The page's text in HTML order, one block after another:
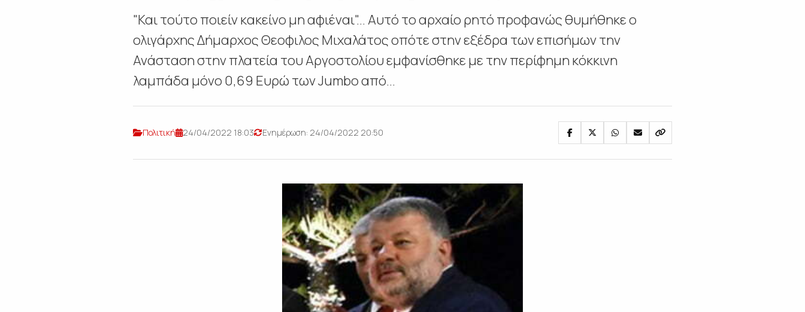
"Και τούτο ποιείν κακείνο μη αφιέναι"... Αυτό το αρχαίο ρητό προφανώς θυμήθηκε ο
ολιγάρχης Δήμαρχος Θεοφιλος Μιχαλάτος οπότε στην εξέδρα των επισήμων την
Ανάσταση στην πλατεία του Αργοστολίου εμφανίσθηκε με την περίφημη κόκκινη
λαμπάδα μόνο 0,69 Ευρώ των Jumbo από...
Πολιτική 24/04/2022 18:03 Ενημέρωση: 24/04/2022 20:50